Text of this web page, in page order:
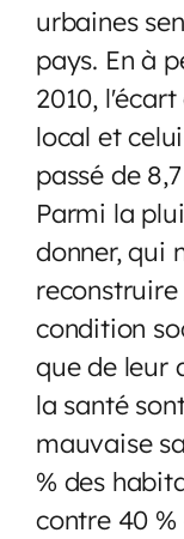
urbaines
pays. En à
2010,
local et
passé de
Parmi la
donner, qui
condition
que de leur
la santé
mauvaise
% des
contre 40 %